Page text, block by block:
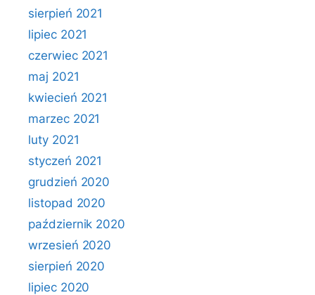
sierpień 2021
lipiec 2021
czerwiec 2021
maj 2021
kwiecień 2021
marzec 2021
luty 2021
styczeń 2021
grudzień 2020
listopad 2020
październik 2020
wrzesień 2020
sierpień 2020
lipiec 2020